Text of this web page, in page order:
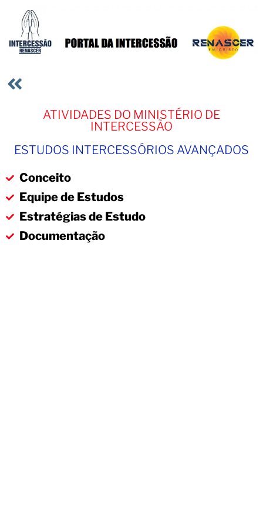
ATIVIDADES DO MINISTÉRIO DE
INTERCESSÃO
ESTUDOS INTERCESSÓRIOS AVANÇADOS
Conceito
Equipe de Estudos
Estratégias de Estudo
Documentação